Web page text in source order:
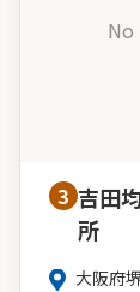
No
3 吉田
所
大阪府